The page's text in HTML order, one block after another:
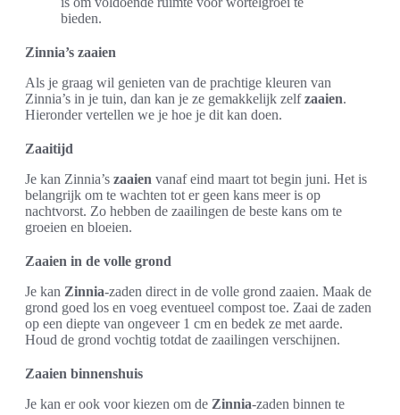
bieden.
Zinnia’s zaaien
Als je graag wil genieten van de prachtige kleuren van
Zinnia’s in je tuin, dan kan je ze gemakkelijk zelfzaaien.
Hieronder vertellen we je hoe je dit kan doen.
Zaaitijd
Je kan Zinnia’s zaaien vanaf eind maart tot begin juni. Het is
belangrijk om te wachten tot er geen kans meer is op
nachtvorst. Zo hebben de zaailingen de beste kans om te
groeien en bloeien.
Zaaien in de volle grond
Je kan Zinnia-zaden direct in de volle grond zaaien. Maak de
grond goed los en voeg eventueel compost toe. Zaai de zaden
op een diepte van ongeveer 1 cm en bedek ze met aarde.
Houd de grond vochtig totdat de zaailingen verschijnen.
Zaaien binnenshuis
Je kan er ook voor kiezen om de Zinnia-zaden binnen te